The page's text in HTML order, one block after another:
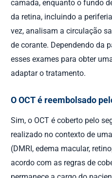
camada, enquanto o fundo
da retina, incluindo a
vez, analisam a circulação
de corante. Dependendo da
esses exames para obter
adaptar o tratamento.
O OCT é reembolsado
Sim, o OCT é coberto pelo
realizado no contexto de
(DMRI, edema macular,
acordo com as regras de